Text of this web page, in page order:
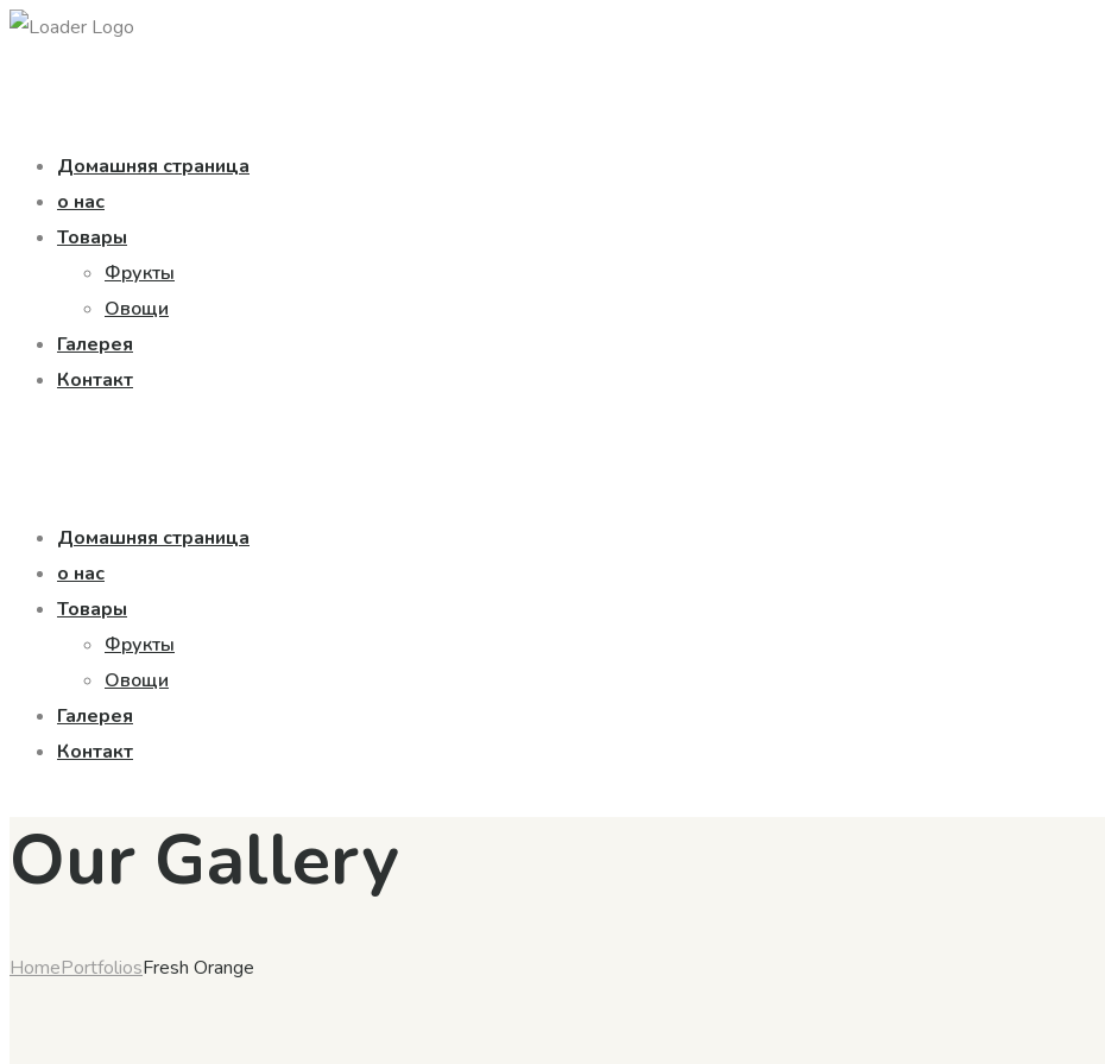
Домашняя страница
о нас
Товары
Фрукты
Овощи
Галерея
Контакт
Домашняя страница
о нас
Товары
Фрукты
Овощи
Галерея
Контакт
Our Gallery
HomePortfoliosFresh Orange